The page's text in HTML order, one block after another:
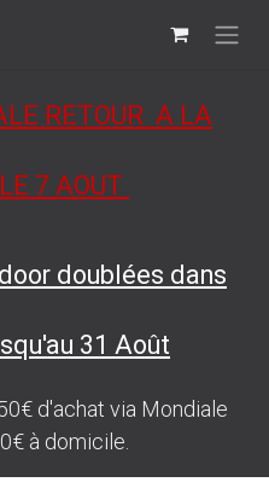
RETOUR A LA
7 AOUT
doublées dans
31 Août
d'achat via Mondiale
à domicile.